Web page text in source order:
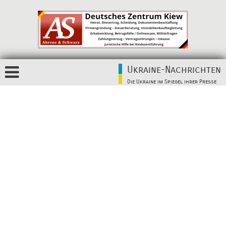
Ukraine-Nachrichten
Die Ukraine im Spiegel ihrer Presse